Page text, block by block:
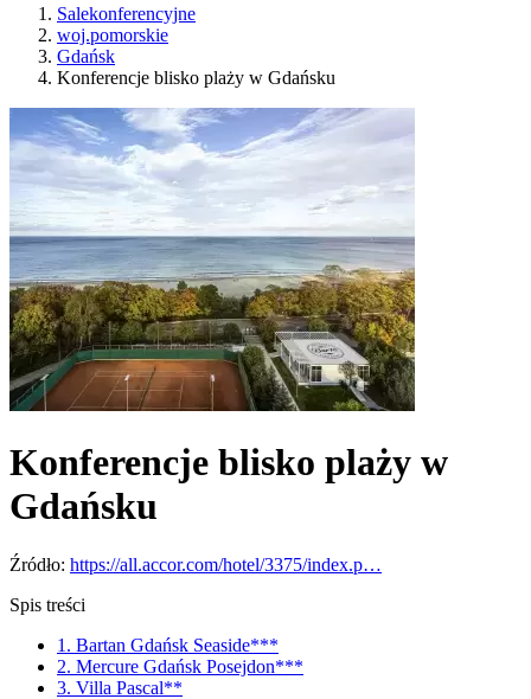
Salekonferencyjne
woj.pomorskie
Gdańsk
Konferencje blisko plaży w Gdańsku
Konferencje blisko plaży w
Gdańsku
Źródło: https://all.accor.com/hotel/3375/index.p…
Spis treści
1. Bartan Gdańsk Seaside***
2. Mercure Gdańsk Posejdon***
3. Villa Pascal**